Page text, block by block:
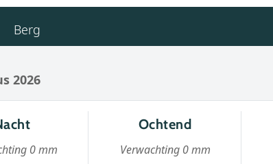
Berg
2026
0 mm
Ochtend
Verwachting 0 mm